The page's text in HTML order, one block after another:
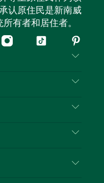
认原住民是新南威
有者和居住者。
Instagram
抖